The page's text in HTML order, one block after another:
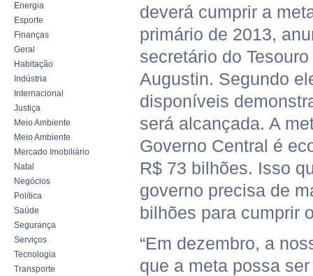
Energia
Esporte
Finanças
Geral
Habitação
Indústria
Internacional
Justiça
Meio Ambiente
Meio Ambiente
Mercado Imobiliário
Natal
Negócios
Política
Saúde
Segurança
Serviços
Tecnologia
Transporte
deverá cumprir a
primário de 2013,
secretário do
Augustin. Segundo
disponíveis
será alcançada. A
Governo Central é
R$ 73 bilhões. Isso
governo precisa de
bilhões para cumprir
“Em dezembro, a
que a meta possa